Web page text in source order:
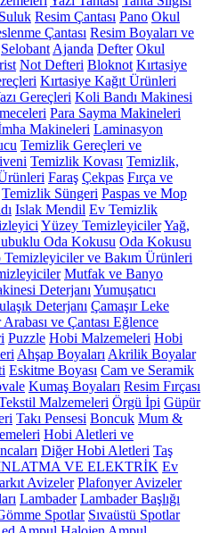
Suluk Resim Çantası Pano Okul
Çantası Resim Boyaları ve
Selobant Ajanda Defter Okul
Not Defteri Bloknot Kırtasiye
Kırtasiye Kağıt Ürünleri
Gereçleri Koli Bandı Makinesi
Para Sayma Makineleri
Makineleri Laminasyon
Temizlik Gereçleri ve
Temizlik Kovası Temizlik,
Faraş Çekpas Fırça ve
Temizlik Süngeri Paspas ve Mop
Islak Mendil Ev Temizlik
Yüzey TemizleyicilerYağ,
Oda Kokusu Oda Kokusu
Temizleyiciler ve Bakım Ürünleri
Mutfak ve Banyo
Deterjanı Yumuşatıcı
Deterjanı Çamaşır Leke
Arabası ve Çantası Eğlence
Puzzle Hobi Malzemeleri Hobi
Ahşap Boyaları Akrilik Boyalar
Eskitme Boyası Cam ve Seramik
Kumaş Boyaları Resim Fırçası
Malzemeleri Örgü İpi Güpür
Takı Pensesi Boncuk Mum &
Hobi Aletleri ve
Diğer Hobi Aletleri Taş
VE ELEKTRİK Ev
Avizeler Plafonyer Avizeler
Lambader Lambader Başlığı
Spotlar Sıvaüstü Spotlar